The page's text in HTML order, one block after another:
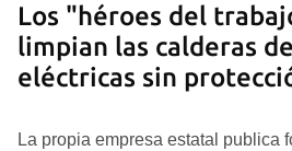
Los "héroes del
limpian las calderas
eléctricas sin
La propia empresa estatal publica